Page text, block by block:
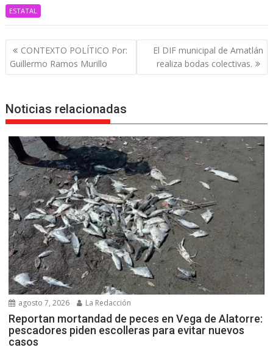
ESTATAL
Navegación
de
entradas
CONTEXTO POLÍTICO Por:
Guillermo Ramos Murillo
El DIF municipal de Amatlán
realiza bodas colectivas.
Noticias relacionadas
agosto 7, 2026 La Redacción
Reportan mortandad de peces en Vega de Alatorre:
pescadores piden escolleras para evitar nuevos
casos